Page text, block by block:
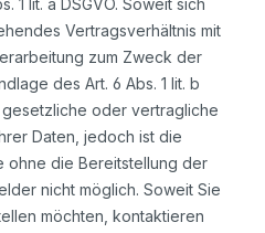
1 lit. a DSGVO. Soweit sich
Vertragsverhältnis mit
zum Zweck der
des Art. 6 Abs. 1 lit. b
gesetzliche oder vertragliche
Daten, jedoch ist die
ohne die Bereitstellung der
nicht möglich. Soweit Sie
möchten, kontaktieren